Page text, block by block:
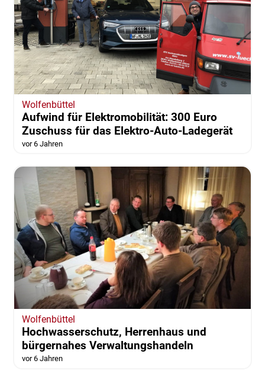
Wolfenbüttel
Aufwind für Elektromobilität: 300 Euro
Zuschuss für das Elektro-Auto-Ladegerät
vor 6 Jahren
Wolfenbüttel
Hochwasserschutz, Herrenhaus und
bürgernahes Verwaltungshandeln
vor 6 Jahren